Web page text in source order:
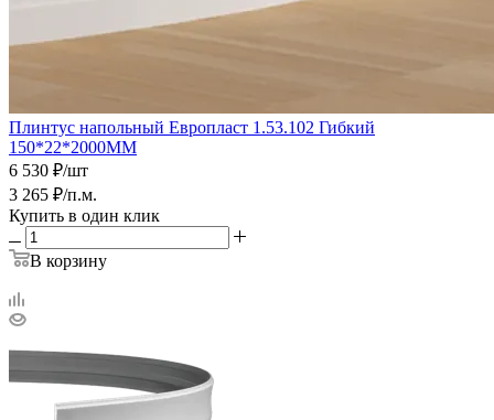
Плинтус напольный Европласт 1.53.102 Гибкий
150*22*2000ММ
6 530 ₽/шт
3 265 ₽/п.м.
Купить в один клик
В корзину